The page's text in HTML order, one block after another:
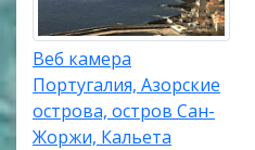
Веб камера
Португалия, Азорские
острова, остров Сан-
Жоржи, Кальета